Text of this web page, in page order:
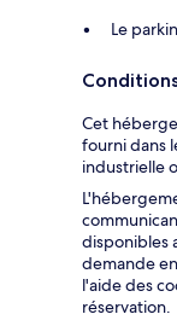
Le
Cet
fourni dans
industrielle
disponibles
demande
l'aide des
réservation.